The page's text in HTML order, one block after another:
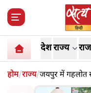
देशराज्य
होम/राज्य/जयपुर में गहलोत